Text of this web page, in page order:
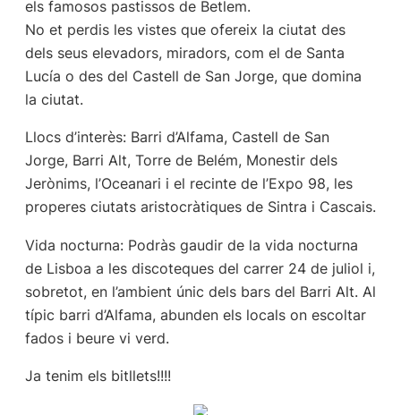
els famosos pastissos de Betlem.
No et perdis les vistes que ofereix la ciutat des
dels seus elevadors, miradors, com el de Santa
Lucía o des del Castell de San Jorge, que domina
la ciutat.
Llocs d’interès: Barri d’Alfama, Castell de San
Jorge, Barri Alt, Torre de Belém, Monestir dels
Jerònims, l’Oceanari i el recinte de l’Expo 98, les
properes ciutats aristocràtiques de Sintra i Cascais.
Vida nocturna: Podràs gaudir de la vida nocturna
de Lisboa a les discoteques del carrer 24 de juliol i,
sobretot, en l’ambient únic dels bars del Barri Alt. Al
típic barri d’Alfama, abunden els locals on escoltar
fados i beure vi verd.
Ja tenim els bitllets!!!!